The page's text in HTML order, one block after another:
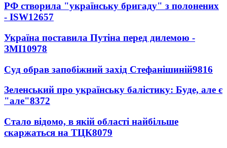
РФ створила "українську бригаду" з полонених
- ISW12657
Україна поставила Путіна перед дилемою -
ЗМІ10978
Суд обрав запобіжний захід Стефанішиній9816
Зеленський про українську балістику: Буде, але є
"але"8372
Стало відомо, в якій області найбільше
скаржаться на ТЦК8079